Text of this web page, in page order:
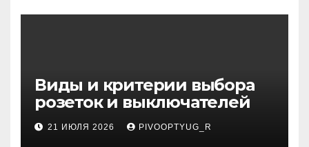
Виды и критерии выбора
розеток и выключателей
21 ИЮЛЯ 2026 PIVOOPTYUG_R